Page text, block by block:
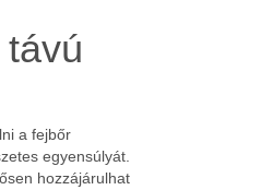
a fejbőr
egyensúlyát.
hozzájárulhat